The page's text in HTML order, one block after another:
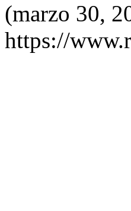
(marzo 30,
https://